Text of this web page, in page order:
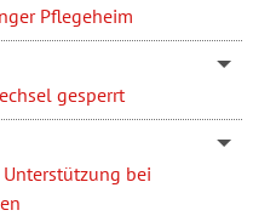
Pflegeheim
gesperrt
bei